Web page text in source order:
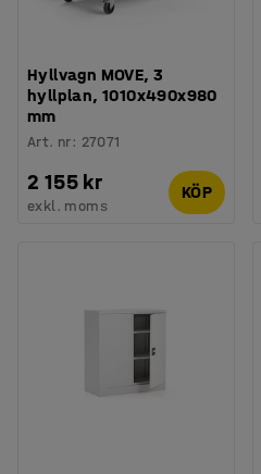
Hyllvagn MOVE, 3
hyllplan, 1010x490x980
mm
Art. nr: 27071
2 155 kr
exkl. moms
KÖP